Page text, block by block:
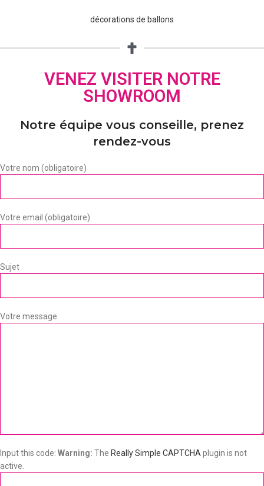
décorations de ballons
VENEZ VISITER NOTRE
SHOWROOM
Notre équipe vous conseille, prenez
rendez-vous
Votre nom (obligatoire)
Votre email (obligatoire)
Sujet
Votre message
Input this code: Warning: The Really Simple CAPTCHA plugin is not
active.